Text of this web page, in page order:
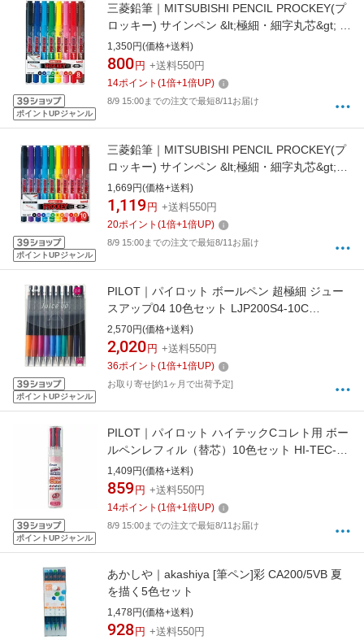
ポイントUPジャンル
三菱鉛筆｜MITSUBISHI PENCIL PROCKEY(プ
ロッキー) サインペン &lt;極細・細字丸芯&gt; 8
色セット PM120T8CN
1,350円(価格+送料)
800 円 +送料550円
14ポイント (1倍+1倍UP)
8/9 15:00までの注文で最短8/11お届け
ポイントUPジャンル
三菱鉛筆｜MITSUBISHI PENCIL PROCKEY(プ
ロッキー) サインペン &lt;極細・細字丸芯&gt;
10色セット PM120T10CN
1,669円(価格+送料)
1,119 円 +送料550円
20ポイント (1倍+1倍UP)
8/9 15:00までの注文で最短8/11お届け
ポイントUPジャンル
PILOT｜パイロット ボールペン 超極細 ジュー
スアップ04 10色セット LJP200S4-10C
[0.4mm]
2,570円(価格+送料)
2,020 円 +送料550円
36ポイント (1倍+1倍UP)
お取り寄せ[約1ヶ月で出荷予定]
ポイントUPジャンル
PILOT｜パイロット ハイテックCコレト用 ボー
ルペンレフィル（替芯）10色セット HI-TEC-C
coleto(ハイテックC コレト) LHKRF-1SC3-10C
[0.3mm /ゲルインク][LHKRF1SC310C]
1,409円(価格+送料)
859 円 +送料550円
14ポイント (1倍+1倍UP)
8/9 15:00までの注文で最短8/11お届け
あかしや｜akashiya [筆ペン]彩 CA200/5VB 夏
を描く5色セット
1,478円(価格+送料)
928 円 +送料550円